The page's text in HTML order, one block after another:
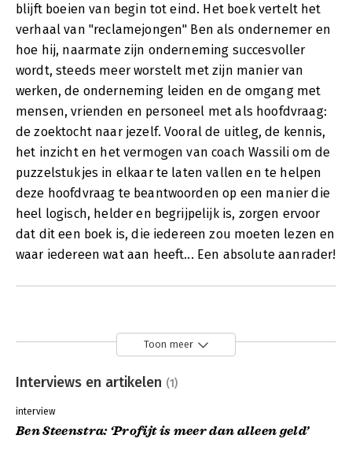
blijft boeien van begin tot eind. Het boek vertelt het
verhaal van "reclamejongen" Ben als ondernemer en
hoe hij, naarmate zijn onderneming succesvoller
wordt, steeds meer worstelt met zijn manier van
werken, de onderneming leiden en de omgang met
mensen, vrienden en personeel met als hoofdvraag:
de zoektocht naar jezelf. Vooral de uitleg, de kennis,
het inzicht en het vermogen van coach Wassili om de
puzzelstukjes in elkaar te laten vallen en te helpen
deze hoofdvraag te beantwoorden op een manier die
heel logisch, helder en begrijpelijk is, zorgen ervoor
dat dit een boek is, die iedereen zou moeten lezen en
waar iedereen wat aan heeft... Een absolute aanrader!
Toon meer
Interviews en artikelen (1)
interview
Ben Steenstra: ‘Profijt is meer dan alleen geld’